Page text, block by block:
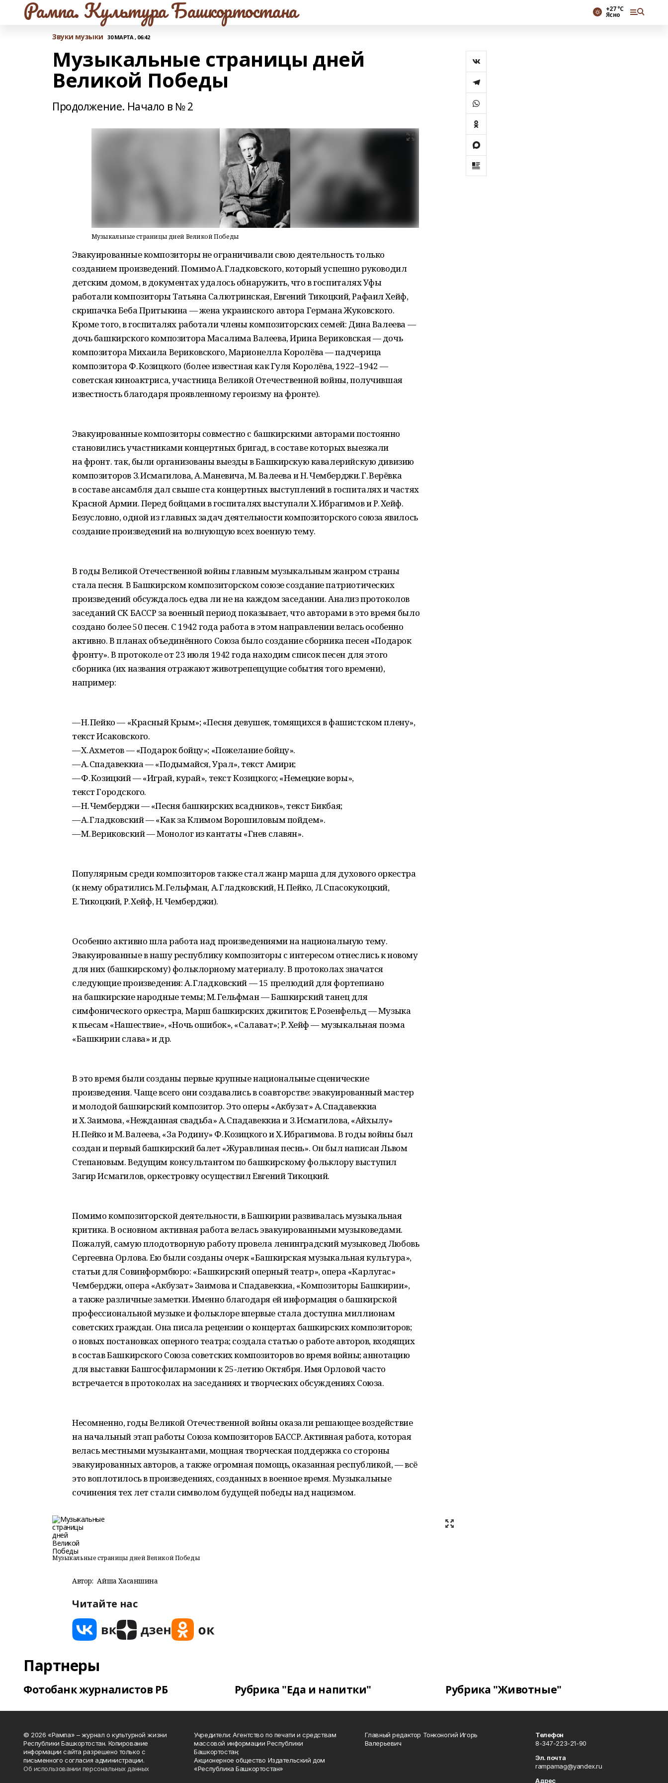
Рампа. Культура Башкортостана +27 °С
Ясно
Звуки музыки 30 МАРТА , 06:42
Музыкальные страницы дней
Великой Победы
Продолжение. Начало в № 2
Музыкальные страницы дней Великой Победы
Эвакуированные композиторы не ограничивали свою деятельность только
созданием произведений. Помимо А. Гладковского, который успешно руководил
детским домом, в документах удалось обнаружить, что в госпиталях Уфы
работали композиторы Татьяна Салютринская, Евгений Тикоцкий, Рафаил Хейф,
скрипачка Беба Притыкина — жена украинского автора Германа Жуковского.
Кроме того, в госпиталях работали члены композиторских семей: Дина Валеева —
дочь башкирского композитора Масалима Валеева, Ирина Вериковская — дочь
композитора Михаила Вериковского, Марионелла Королёва — падчерица
композитора Ф. Козицкого (более известная как Гуля Королёва, 1922–1942 —
советская киноактриса, участница Великой Оте­чественной войны, получившая
известность благодаря проявленному героизму на фронте).
Эвакуированные композиторы совместно с башкирскими авторами постоянно
становились участниками концертных бригад, в составе которых выезжали
на фронт. так, были организованы выезды в Башкирскую кавалерийскую дивизию
композиторов З. Исмагилова, А. Маневича, М. Валеева и Н. Чемберджи. Г. Верёвка
в составе ансамбля дал свыше ста концертных выступлений в госпиталях и частях
Красной Армии. Перед бойцами в госпиталях выступали Х. Ибрагимов и Р. Хейф.
Безусловно, одной из главных задач деятельности композиторского союза явилось
создание произведений на волнующую всех военную тему.
В годы Великой Отечественной войны главным музыкальным жанром страны
стала песня. В Башкирском композиторском союзе создание патриотических
произведений обсуждалось едва ли не на каждом заседании. Анализ протоколов
заседаний СК БАССР за военный период показывает, что авторами в это время было
создано более 50 песен. С 1942 года работа в этом направлении велась особенно
активно. В планах объединённого Союза было создание сборника песен «Подарок
фронту». В протоколе от 23 июля 1942 года находим список песен для этого
сборника (их названия отражают животрепещущие события того времени),
например:
— Н. Пейко — «Красный Крым»; «Песня девушек, томящихся в фашистском плену»,
текст Исаковского.
— Х. Ахметов — «Подарок бойцу»; «Пожелание бойцу».
— А. Спадавеккиа — «Подымайся, Урал», текст Амири;
— Ф. Козицкий — «Играй, курай», текст Козицкого; «Немецкие воры»,
текст Городского.
— Н. Чемберджи — «Песня башкирских всадников», текст Бикбая;
— А. Гладковский — «Как за Климом Ворошиловым пойдем».
— М. Вериковский — Монолог из кантаты «Гнев славян».
Популярным среди композиторов также стал жанр марша для духового оркестра
(к нему обратились М. Гельфман, А. Гладковский, Н. Пейко, Л. Спасокукоцкий,
Е. Тикоцкий, Р. Хейф, Н. Чемберджи).
Особенно активно шла работа над произведениями на национальную тему.
Эвакуированные в нашу республику композиторы с интересом отнеслись к новому
для них (башкирскому) фольклорному материалу. В протоколах значатся
следующие произведения: А. Гладковский — 15 прелюдий для фортепиано
на башкирские народные темы; М. Гельфман — Башкирский танец для
симфонического оркестра, Марш башкирских джигитов; Е. Розенфельд — Музыка
к пьесам «Нашествие», «Ночь ошибок», «Салават»; Р. Хейф — музыкальная поэма
«Башкирии слава» и др.
В это время были созданы первые крупные национальные сценические
произведения. Чаще всего они создавались в соавторстве: эвакуированный мастер
и молодой башкирский композитор. Это оперы «Акбузат» А. Спадавеккиа
и Х. Заимова, «Нежданная свадьба» А. Спадавеккиа и З. Исмагилова, «Айхылу»
Н. Пейко и М. Валеева, «За Родину» Ф. Козицкого и Х. Ибрагимова. В годы войны был
создан и первый башкирский балет «Журавлиная песнь». Он был написан Львом
Степановым. Ведущим консультантом по башкирскому фольк­лору выступил
Загир Исмагилов, оркестровку осуществил Евгений Тикоцкий.
Помимо композиторской деятельности, в Башкирии развивалась музыкальная
критика. В основном активная работа велась эвакуированными музыковедами.
Пожалуй, самую плодотворную работу провела ленинградский музыковед Любовь
Сергеевна Орлова. Ею были созданы очерк «Башкирская музыкальная культура»,
статьи для Совинформбюро: «Башкирский оперный театр», опера «Карлугас»
Чемберджи, опера «Акбузат» Заимова и Спадавеккиа, «Композиторы Башкирии»,
а также различные заметки. Именно благодаря ей информация о башкирской
профессиональной музыке и фольклоре впервые стала доступна миллионам
советских граждан. Она писала рецензии о концертах башкирских композиторов;
о новых постановках оперного театра; создала статью о работе авторов, входящих
в состав Башкирского Союза советских композиторов во время войны; аннотацию
для выставки Башгосфилармонии к 25‑летию Октября. Имя Орловой часто
встречается в протоколах на заседаниях и творческих обсуждениях Союза.
Несомненно, годы Великой Отечественной войны оказали решающее воздействие
на начальный этап работы Союза композиторов БАССР. Активная работа, которая
велась местными музыкантами, мощная творческая поддержка со стороны
эвакуированных авторов, а также огромная помощь, оказанная рес­публикой, — всё
это воплотилось в произведениях, созданных в военное время. Музыкальные
сочинения тех лет стали символом будущей победы над нацизмом.
Музыкальные страницы дней Великой Победы
Автор: Айша Хасаншина
Читайте нас
Партнеры
Фотобанк журналистов РБ Рубрика "Еда и напитки" Рубрика "Животные"
© 2026 «Рампа» – журнал о культурной жизни
Республики Башкортостан. Копирование
информации сайта разрешено только с
письменного согласия администрации.
Об использовании персональных данных
Учредители: Агентство по печати и средствам
массовой информации Республики
Башкортостан;
Акционерное общество Издательский дом
«Республика Башкортостан»
Главный редактор Тонконогий Игорь
Валерьевич
Телефон
8-347-223-21-90
Эл. почта
rampamag@yandex.ru
Адрес